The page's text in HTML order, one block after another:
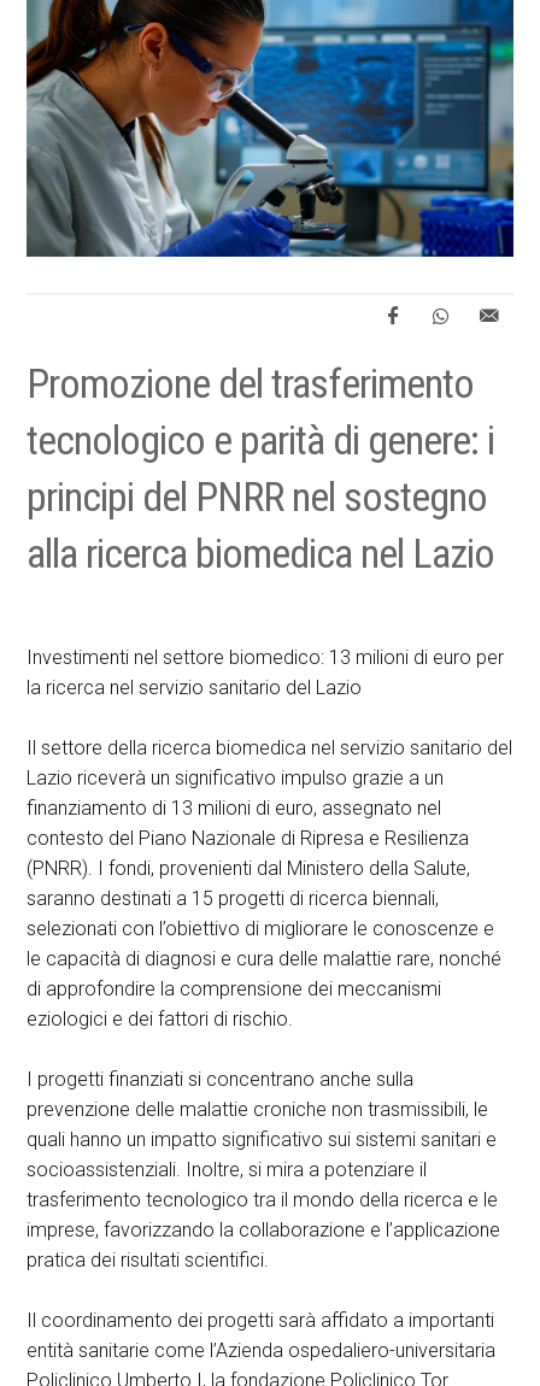
Promozione del trasferimento
tecnologico e parità di genere: i
principi del PNRR nel sostegno
alla ricerca biomedica nel Lazio
Investimenti nel settore biomedico: 13 milioni di euro per
la ricerca nel servizio sanitario del Lazio
Il settore della ricerca biomedica nel servizio sanitario del
Lazio riceverà un significativo impulso grazie a un
finanziamento di 13 milioni di euro, assegnato nel
contesto del Piano Nazionale di Ripresa e Resilienza
(PNRR). I fondi, provenienti dal Ministero della Salute,
saranno destinati a 15 progetti di ricerca biennali,
selezionati con l’obiettivo di migliorare le conoscenze e
le capacità di diagnosi e cura delle malattie rare, nonché
di approfondire la comprensione dei meccanismi
eziologici e dei fattori di rischio.
I progetti finanziati si concentrano anche sulla
prevenzione delle malattie croniche non trasmissibili, le
quali hanno un impatto significativo sui sistemi sanitari e
socioassistenziali. Inoltre, si mira a potenziare il
trasferimento tecnologico tra il mondo della ricerca e le
imprese, favorizzando la collaborazione e l’applicazione
pratica dei risultati scientifici.
Il coordinamento dei progetti sarà affidato a importanti
entità sanitarie come l’Azienda ospedaliero-universitaria
Policlinico Umberto I, la fondazione Policlinico Tor